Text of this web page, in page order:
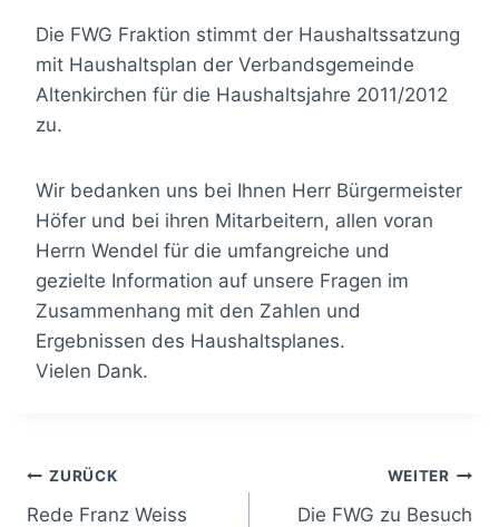
Die FWG Fraktion stimmt der Haushaltssatzung
mit Haushaltsplan der Verbandsgemeinde
Altenkirchen für die Haushaltsjahre 2011/2012
zu.
Wir bedanken uns bei Ihnen Herr Bürgermeister
Höfer und bei ihren Mitarbeitern, allen voran
Herrn Wendel für die umfangreiche und
gezielte Information auf unsere Fragen im
Zusammenhang mit den Zahlen und
Ergebnissen des Haushaltsplanes.
Vielen Dank.
Beitragsnavigation
ZURÜCK
Rede Franz Weiss
WEITER
Die FWG zu Besuch